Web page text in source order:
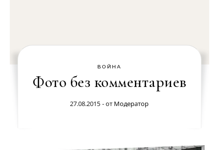
ВОЙНА
Фото без комментариев
27.08.2015 - от Модератор